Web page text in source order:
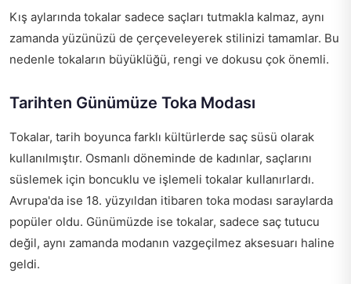
Kış aylarında tokalar sadece saçları tutmakla kalmaz, aynı
zamanda yüzünüzü de çerçeveleyerek stilinizi tamamlar. Bu
nedenle tokaların büyüklüğü, rengi ve dokusu çok önemli.
Tarihten Günümüze Toka Modası
Tokalar, tarih boyunca farklı kültürlerde saç süsü olarak
kullanılmıştır. Osmanlı döneminde de kadınlar, saçlarını
süslemek için boncuklu ve işlemeli tokalar kullanırlardı.
Avrupa'da ise 18. yüzyıldan itibaren toka modası saraylarda
popüler oldu. Günümüzde ise tokalar, sadece saç tutucu
değil, aynı zamanda modanın vazgeçilmez aksesuarı haline
geldi.